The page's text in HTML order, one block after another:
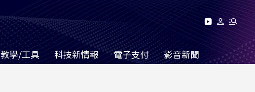
教學/工具 科技新情報 電子支付 影音新聞